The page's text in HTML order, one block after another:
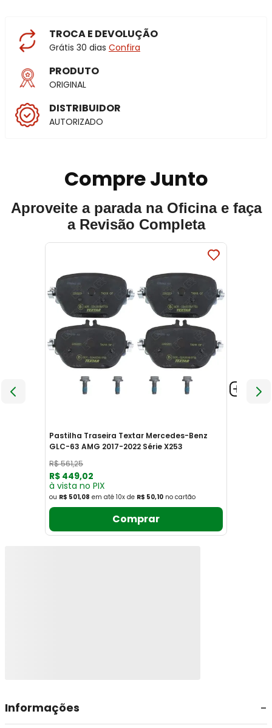
TROCA E DEVOLUÇÃO
Grátis 30 dias Confira
PRODUTO
ORIGINAL
DISTRIBUIDOR
AUTORIZADO
Compre Junto
Aproveite a parada na Oficina e faça
a Revisão Completa
Pastilha Traseira Textar Mercedes-Benz
GLC-63 AMG 2017-2022 Série X253
R$561,25
R$ 449,02
à vista no PIX
ou R$ 501,08 em até 10x de R$ 50,10 no cartão
Comprar
Informações